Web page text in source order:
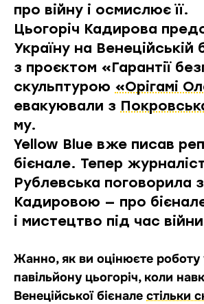
про війну і осмислює її.
Цьогоріч Кадирова
Україну на Венеційській
з проєктом «Гарантії
скульптурою «Орігамі
евакуювали з
му.
Yellow Blue вже писав
бієнале. Тепер
Рублевська поговорила
Кадировою — про
і мистецтво під час
Жанно, як ви оцінюєте роботу
павільйону цьогоріч, коли
Венеційської бієнале стільки